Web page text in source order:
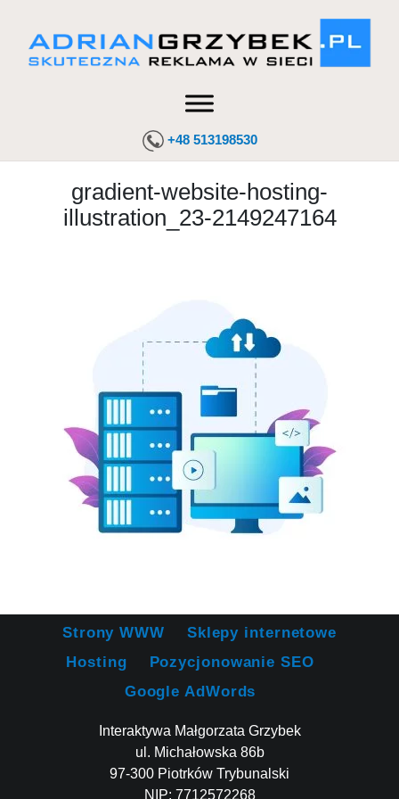
+48 513198530
gradient-website-hosting-
illustration_23-2149247164
Strony WWW
Sklepy internetowe
Hosting
Pozycjonowanie SEO
Google AdWords
Interaktywa Małgorzata Grzybek
ul. Michałowska 86b
97-300 Piotrków Trybunalski
NIP: 7712572268